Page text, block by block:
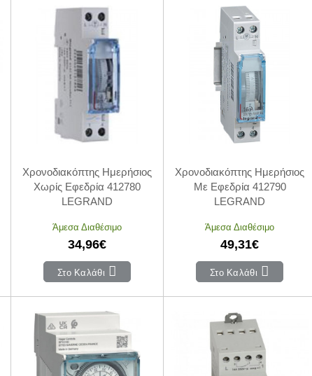
Χρονοδιακόπτης Ημερήσιος
Χωρίς Εφεδρία 412780
LEGRAND
Άμεσα Διαθέσιμο
34,96€
Στο Καλάθι
Χρονοδιακόπτης Ημερήσιος
Με Εφεδρία 412790
LEGRAND
Άμεσα Διαθέσιμο
49,31€
Στο Καλάθι